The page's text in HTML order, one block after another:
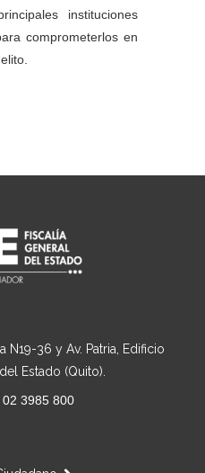
instituciones
comprometerlos en
N19-36 y Av. Patria, Edificio
Estado (Quito).
02 3985 800